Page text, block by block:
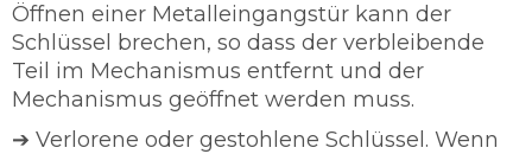
Öffnen einer Metalleingangstür kann der
Schlüssel brechen, so dass der verbleibende
Teil im Mechanismus entfernt und der
Mechanismus geöffnet werden muss.
➔ Verlorene oder gestohlene Schlüssel. Wenn